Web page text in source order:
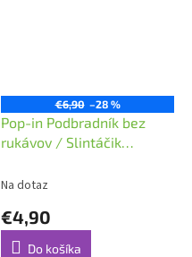
€6,90 –28 %
Pop-in Podbradník bez
rukávov / Slintáčik
Na dotaz
€4,90
Do košíka